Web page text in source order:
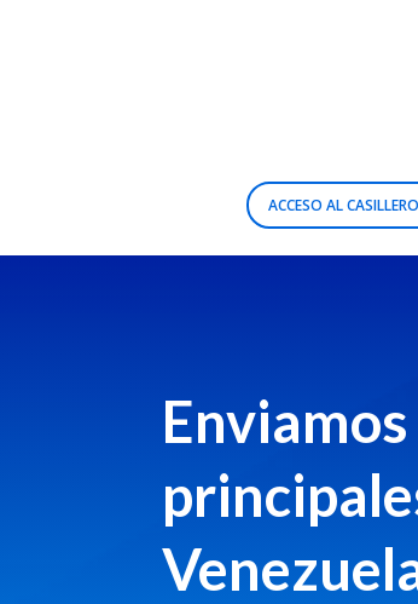
ACCESO AL CASILLERO
Enviamos